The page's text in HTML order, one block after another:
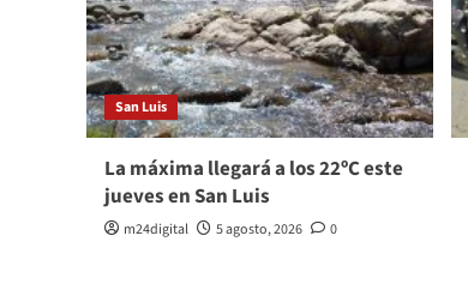
San Luis
La máxima llegará a los 22ºC este
jueves en San Luis
m24digital 5 agosto, 2026 0